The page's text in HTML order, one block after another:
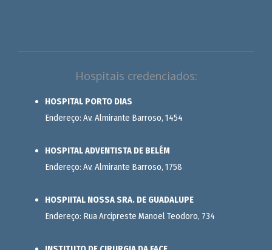
Hospitais credenciados:
HOSPITAL PORTO DIAS
Endereço: Av. Almirante Barroso, 1454
HOSPITAL ADVENTISTA DE BELÉM
Endereço: Av. Almirante Barroso, 1758
HOSPIITAL NOSSA SRA. DE GUADALUPE
Endereço: Rua Arcipreste Manoel Teodoro, 734